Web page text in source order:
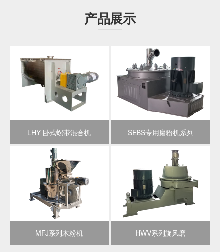
市科技型企业、浙江省科技型中小企业，并注册有“巨力”商
标。所开发生产的四种粉碎设备被浙江省科技厅、浙江省
开发中心被浙江省科技厅认定为省级企业研究开发中心。
新世纪粉碎工程技术研究开发中心被绍兴市科技局认定为
绍兴市级工程技术研究开发中心。所开发的四种工业新技
术已确认为省级新技术，所开设的企业技术中心被认定为
绍兴市企业技术中心。并且被市政府评定为嵊州市文明单
位、嵊州市诚信企业、嵊州市十佳创新型企业，嵊州市诚
信民营企业等等。经过多年对粉碎设备的研究，已成功开
发出了百余种超微、超细粉碎设备、克服了一系列疑难、
高难度物料的粉碎难题，产品适用于化工、陶瓷、制釉、
医药、染料、涂料、农药、冶金、食品、饲料、塑料、植
物纤维、海产品、胶体、烟草、SEBS、SBS橡胶弹性
体、谷朊粉、非金属矿及科研等企事业单位。常年从事粉
碎工程的创新及疑难物料的粉碎难题的研发。公司拥有省
级企业研发中心，粉体技术测试中心，中心内装备齐全，
随时可以供客户现场试验测试。为客户提供技术咨询、设
备方案选型、委托设计、成套工程安装及售后服务等针对
不同物料的粉体加工。本公司设备先进、齐全、技术力量
产品展示
LHY 卧式螺带混合机 SEBS专用磨粉机系列
MFJ系列木粉机 HWV系列旋风磨